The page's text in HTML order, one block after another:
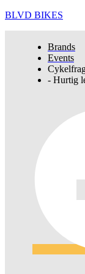
BLVD BIKES
Brands
Events
- Hurtig